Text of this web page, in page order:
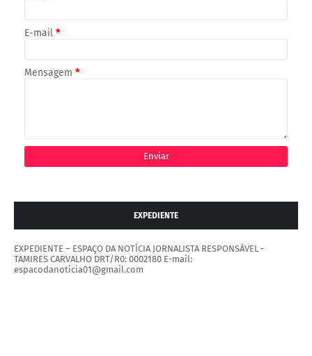
E-mail *
Mensagem *
EXPEDIENTE
EXPEDIENTE – ESPAÇO DA NOTÍCIA JORNALISTA RESPONSÁVEL -
TAMIRES CARVALHO DRT/R0: 0002180 E-mail:
espacodanoticia01@gmail.com